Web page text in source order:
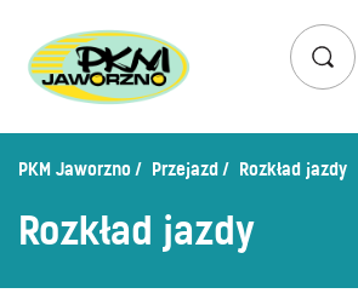
Przejazd
Lista przystanków
Zaplanuj podróż – wyszukiwarka
Mapa przystanków i
Schemat linii nocnych
PKM Jaworzno Przejazd Rozkład jazdy
Rozkład jazdy